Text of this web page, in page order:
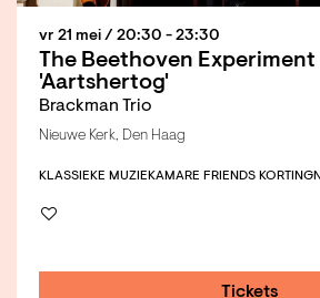
The Beethoven Experiment
'Aartshertog'
Brackman Trio
vr 21 mei / 20:30 - 23:30
Nieuwe Kerk, Den Haag
KLASSIEKE MUZIEKAMARE FRIENDS KORTING
Tickets